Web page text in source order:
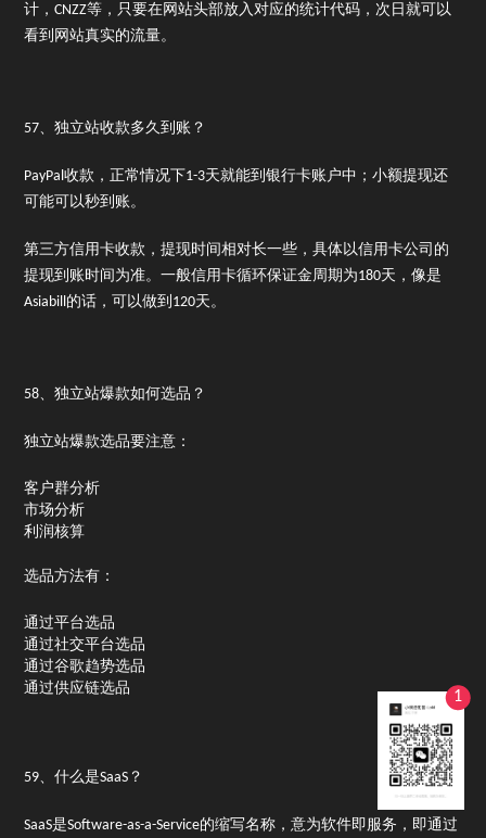
计，CNZZ等，只要在网站头部放入对应的统计代码，次日就可以
看到网站真实的流量。
57、独立站收款多久到账？
PayPal收款，正常情况下1-3天就能到银行卡账户中；小额提现还
可能可以秒到账。
第三方信用卡收款，提现时间相对长一些，具体以信用卡公司的
提现到账时间为准。一般信用卡循环保证金周期为180天，像是
Asiabill的话，可以做到120天。
58、独立站爆款如何选品？
独立站爆款选品要注意：
客户群分析
市场分析
利润核算
选品方法有：
通过平台选品
通过社交平台选品
通过谷歌趋势选品
通过供应链选品
59、什么是SaaS？
SaaS是Software-as-a-Service的缩写名称，意为软件即服务，即通过
1